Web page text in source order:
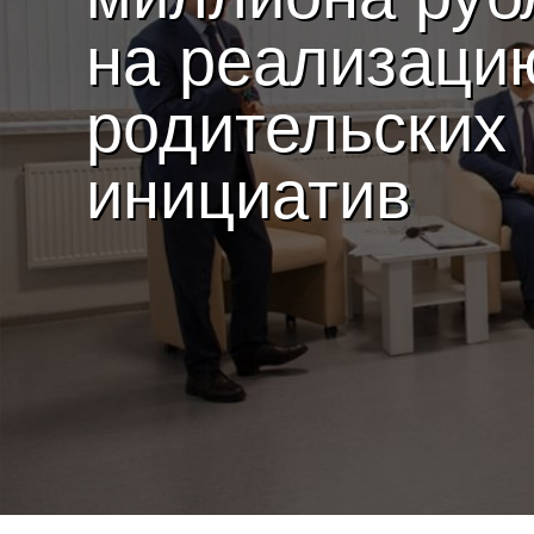
на
родительских
инициатив